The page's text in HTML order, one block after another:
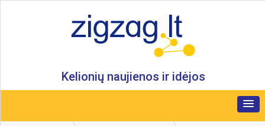
Kelionių naujienos ir idėjos